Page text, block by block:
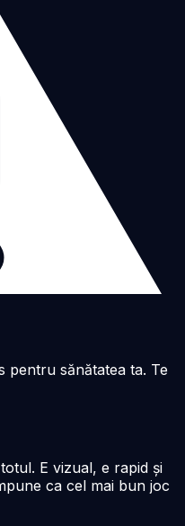
pentru sănătatea ta. Te
E vizual, e rapid și
ca cel mai bun joc